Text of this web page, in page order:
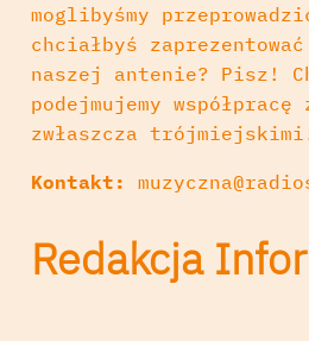
moglibyśmy
chciałbyś
naszej antenie? Pisz!
podejmujemy współpracę
zwłaszcza
Kontakt:
Redakcja